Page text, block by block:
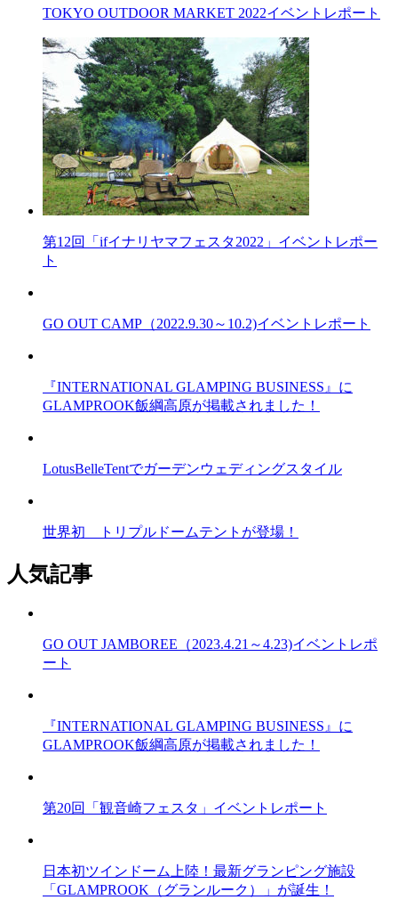
TOKYO OUTDOOR MARKET 2022イベントレポート
第12回「ifイナリヤマフェスタ2022」イベントレポー
ト
GO OUT CAMP（2022.9.30～10.2)イベントレポート
『INTERNATIONAL GLAMPING BUSINESS』に
GLAMPROOK飯綱高原が掲載されました！
LotusBelleTentでガーデンウェディングスタイル
世界初 トリプルドームテントが登場！
人気記事
GO OUT JAMBOREE（2023.4.21～4.23)イベントレポ
ート
『INTERNATIONAL GLAMPING BUSINESS』に
GLAMPROOK飯綱高原が掲載されました！
第20回「観音崎フェスタ」イベントレポート
日本初ツインドーム上陸！最新グランピング施設
「GLAMPROOK（グランルーク）」が誕生！